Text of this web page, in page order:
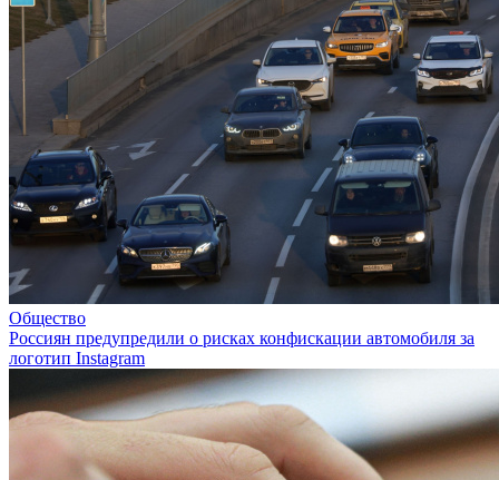
Общество
Россиян предупредили о рисках конфискации автомобиля за
логотип Instagram